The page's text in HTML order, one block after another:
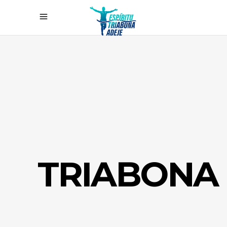
TRIABONA